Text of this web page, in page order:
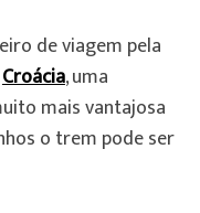
de viagem pela
Croácia, uma
mais vantajosa
o trem pode ser